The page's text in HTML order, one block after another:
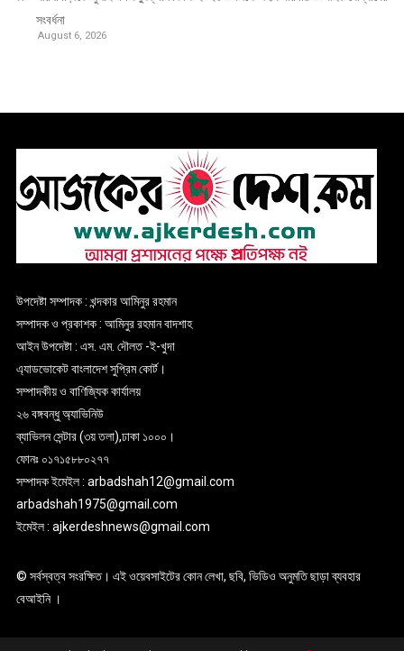
সংবর্ধনা
August 6, 2026
উপদেষ্টা সম্পাদক : খন্দকার আমিনুর রহমান
সম্পাদক ও প্রকাশক : আমিনুর রহমান বাদশাহ
আইন উপদেষ্টা : এস. এম. দৌলত -ই-খুদা
এ্যাডভোকেট বাংলাদেশ সুপ্রিম কোর্ট।
সম্পাদকীয় ও বাণিজ্যিক কার্যালয়
২৬ বঙ্গবন্ধু অ্যাভিনিউ
ব্যাভিলন সেন্টার (৩য় তলা),ঢাকা ১০০০।
ফোনঃ ০১৭১৫৮৮০২৭৭
সম্পাদক ইমেইল : arbadshah12@gmail.com
arbadshah1975@gmail.com
ইমেইল : ajkerdeshnews@gmail.com
© সর্বস্বত্ব সংরক্ষিত। এই ওয়েবসাইটের কোন লেখা, ছবি, ভিডিও অনুমতি ছাড়া ব্যবহার
বেআইনি ।